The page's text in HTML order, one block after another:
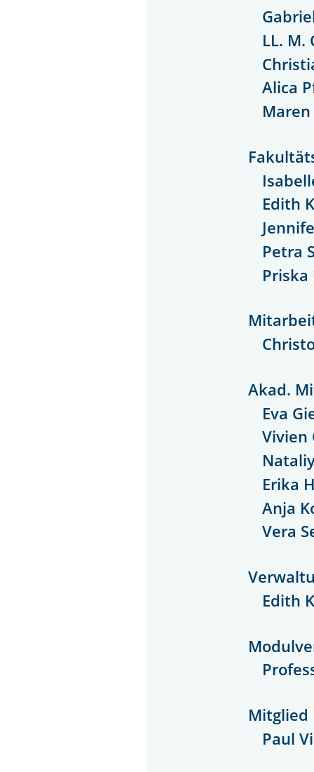
LL. M.
Alica
Edith
Petra
Akad.
Eva
Vivien
Erika
Anja
Vera
Edith
Mitglied
Paul